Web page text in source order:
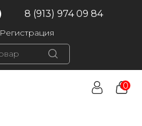
8 (913) 974 09 84
Регистрация
0